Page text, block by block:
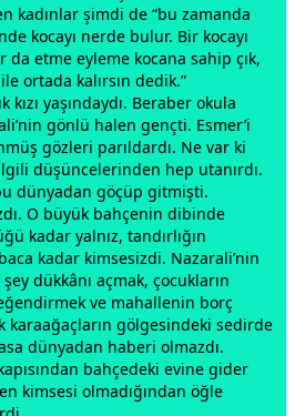
kadınlar şimdi de “bu zamanda
kocayı nerde bulur. Bir kocayı
da etme eyleme kocana sahip çık,
ortada kalırsın dedik.”
kızı yaşındaydı. Beraber okula
gönlü halen gençti. Esmer’i
gözleri parıldardı. Ne var ki
düşüncelerinden hep utanırdı.
dünyadan göçüp gitmişti.
O büyük bahçenin dibinde
kadar yalnız, tandırlığın
kadar kimsesizdi. Nazarali’nin
dükkânı açmak, çocukların
ve mahallenin borç
karaağaçların gölgesindeki sedirde
dünyadan haberi olmazdı.
bahçedeki evine gider
kimsesi olmadığından öğle